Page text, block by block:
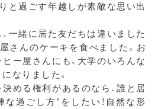
と過ごす年越しが素敵な思い出
一緒に居た友だちは違いました
さんのケーキを食べました。お
ー屋さんにも、大学のいろんな
なりました。
める権利があるのなら、誰と居
な過ごし方”をしたい！自然な形